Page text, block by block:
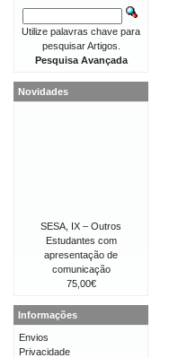
Utilize palavras chave para
pesquisar Artigos.
Pesquisa Avançada
Novidades
SESA, IX – Outros
Estudantes com
apresentação de
comunicação
75,00€
Informações
Envios
Privacidade